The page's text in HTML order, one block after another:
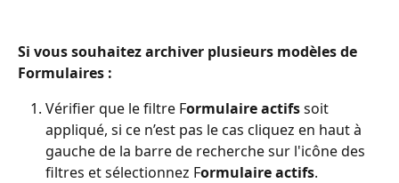
Si vous souhaitez archiver plusieurs modèles de
Formulaires :
Vérifier que le filtre Formulaire actifs soit
appliqué, si ce n’est pas le cas cliquez en haut à
gauche de la barre de recherche sur l'icône des
filtres et sélectionnez Formulaire actifs.